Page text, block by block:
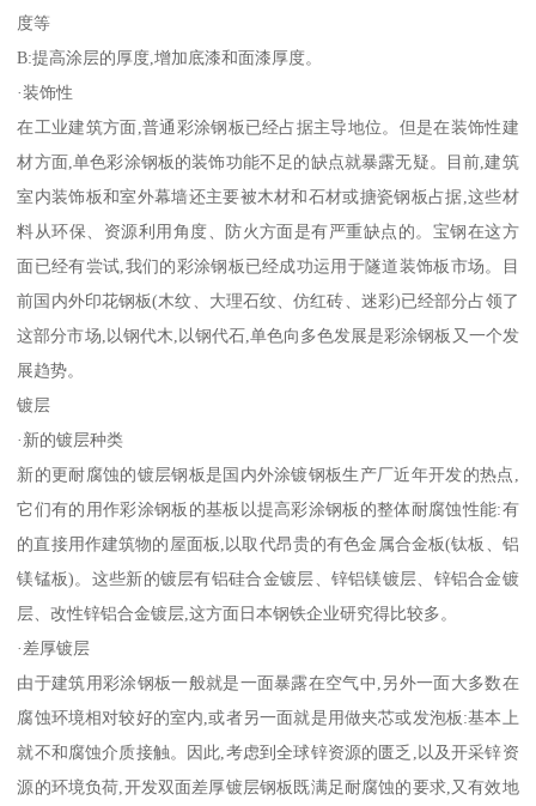
度等
B:提高涂层的厚度,增加底漆和面漆厚度。
·装饰性
在工业建筑方面,普通彩涂钢板已经占据主导地位。但是在装饰性建
材方面,单色彩涂钢板的装饰功能不足的缺点就暴露无疑。目前,建筑
室内装饰板和室外幕墙还主要被木材和石材或搪瓷钢板占据,这些材
料从环保、资源利用角度、防火方面是有严重缺点的。宝钢在这方
面已经有尝试,我们的彩涂钢板已经成功运用于隧道装饰板市场。目
前国内外印花钢板(木纹、大理石纹、仿红砖、迷彩)已经部分占领了
这部分市场,以钢代木,以钢代石,单色向多色发展是彩涂钢板又一个发
展趋势。
镀层
·新的镀层种类
新的更耐腐蚀的镀层钢板是国内外涂镀钢板生产厂近年开发的热点,
它们有的用作彩涂钢板的基板以提高彩涂钢板的整体耐腐蚀性能:有
的直接用作建筑物的屋面板,以取代昂贵的有色金属合金板(钛板、铝
镁锰板)。这些新的镀层有铝硅合金镀层、锌铝镁镀层、锌铝合金镀
层、改性锌铝合金镀层,这方面日本钢铁企业研究得比较多。
·差厚镀层
由于建筑用彩涂钢板一般就是一面暴露在空气中,另外一面大多数在
腐蚀环境相对较好的室内,或者另一面就是用做夹芯或发泡板:基本上
就不和腐蚀介质接触。因此,考虑到全球锌资源的匮乏,以及开采锌资
源的环境负荷,开发双面差厚镀层钢板既满足耐腐蚀的要求,又有效地